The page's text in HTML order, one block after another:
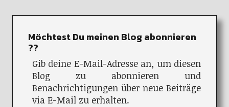
Möchtest Du meinen Blog abonnieren
??
Gib deine E-Mail-Adresse an, um diesen
Blog zu abonnieren und
Benachrichtigungen über neue Beiträge
via E-Mail zu erhalten.